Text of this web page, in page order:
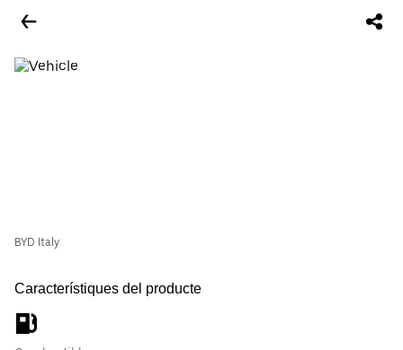
BYD Italy
Característiques del producte